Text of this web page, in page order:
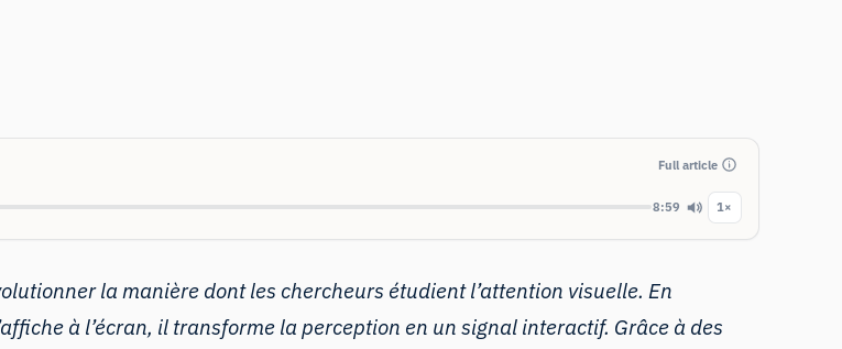
Full article
8:59 1×
la manière dont les chercheurs étudient l’attention visuelle. En
à l’écran, il transforme la perception en un signal interactif. Grâce à des